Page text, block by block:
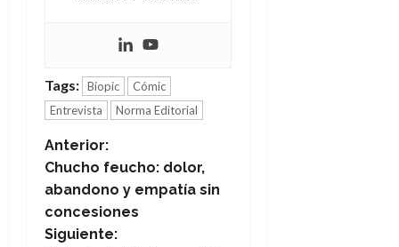
Tags: Biopic
Cómic
Entrevista
Norma Editorial
N
a
v
Anterior:
Chucho feucho: dolor,
abandono y empatía sin
concesiones
Siguiente: